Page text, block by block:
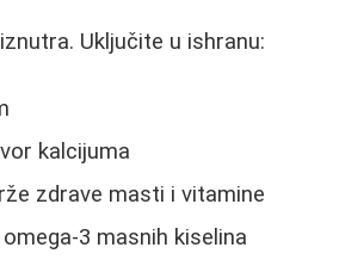
Uključite u ishranu:
kalcijuma
zdrave masti i vitamine
3 masnih kiselina